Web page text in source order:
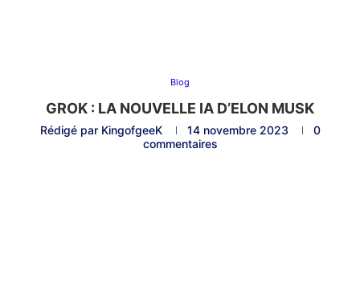
Blog
GROK : LA NOUVELLE IA D’ELON MUSK
Rédigé par KingofgeeK 14 novembre 2023
0
commentaires